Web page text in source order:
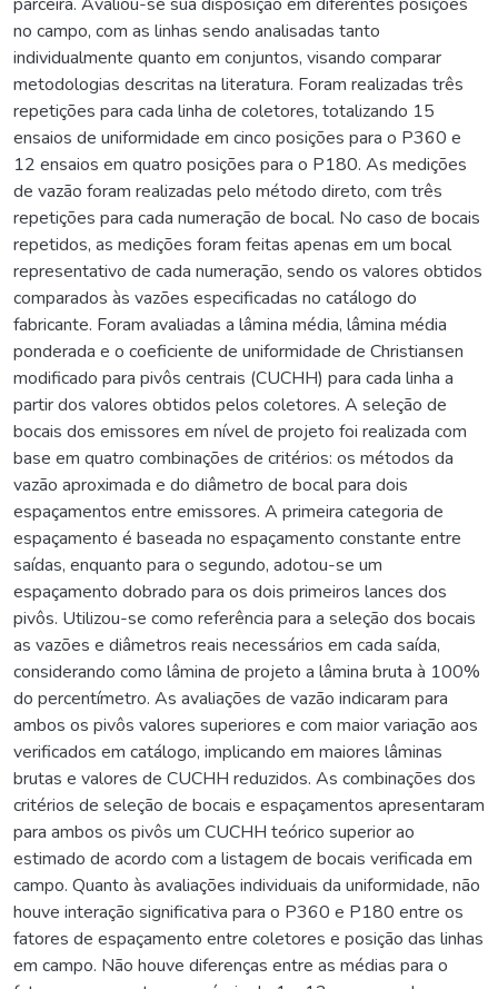
no campo, com as linhas sendo analisadas tanto
individualmente quanto em conjuntos, visando comparar
metodologias descritas na literatura. Foram realizadas três
repetições para cada linha de coletores, totalizando 15
ensaios de uniformidade em cinco posições para o P360 e
12 ensaios em quatro posições para o P180. As medições
de vazão foram realizadas pelo método direto, com três
repetições para cada numeração de bocal. No caso de bocais
repetidos, as medições foram feitas apenas em um bocal
representativo de cada numeração, sendo os valores obtidos
comparados às vazões especificadas no catálogo do
fabricante. Foram avaliadas a lâmina média, lâmina média
ponderada e o coeficiente de uniformidade de Christiansen
modificado para pivôs centrais (CUCHH) para cada linha a
partir dos valores obtidos pelos coletores. A seleção de
bocais dos emissores em nível de projeto foi realizada com
base em quatro combinações de critérios: os métodos da
vazão aproximada e do diâmetro de bocal para dois
espaçamentos entre emissores. A primeira categoria de
espaçamento é baseada no espaçamento constante entre
saídas, enquanto para o segundo, adotou-se um
espaçamento dobrado para os dois primeiros lances dos
pivôs. Utilizou-se como referência para a seleção dos bocais
as vazões e diâmetros reais necessários em cada saída,
considerando como lâmina de projeto a lâmina bruta à 100%
do percentímetro. As avaliações de vazão indicaram para
ambos os pivôs valores superiores e com maior variação aos
verificados em catálogo, implicando em maiores lâminas
brutas e valores de CUCHH reduzidos. As combinações dos
critérios de seleção de bocais e espaçamentos apresentaram
para ambos os pivôs um CUCHH teórico superior ao
estimado de acordo com a listagem de bocais verificada em
campo. Quanto às avaliações individuais da uniformidade, não
houve interação significativa para o P360 e P180 entre os
fatores de espaçamento entre coletores e posição das linhas
em campo. Não houve diferenças entre as médias para o